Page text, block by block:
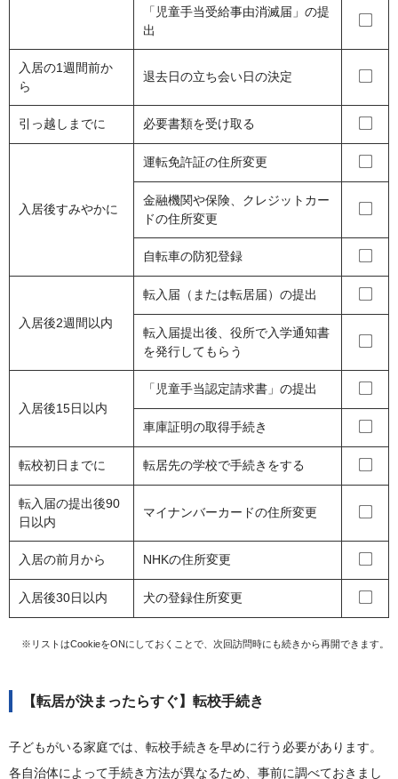
「児童手当受給事由消滅届」の提
出
入居の1週間前か
ら
退去日の立ち会い日の決定
引っ越しまでに 必要書類を受け取る
入居後すみやかに
運転免許証の住所変更
金融機関や保険、クレジットカー
ドの住所変更
自転車の防犯登録
入居後2週間以内
転入届（または転居届）の提出
転入届提出後、役所で入学通知書
を発行してもらう
入居後15日以内
「児童手当認定請求書」の提出
車庫証明の取得手続き
転校初日までに 転居先の学校で手続きをする
転入届の提出後90
日以内
マイナンバーカードの住所変更
入居の前月から NHKの住所変更
入居後30日以内 犬の登録住所変更
※リストはCookieをONにしておくことで、次回訪問時にも続きから再開できます。
【転居が決まったらすぐ】転校手続き
子どもがいる家庭では、転校手続きを早めに行う必要があります。
各自治体によって手続き方法が異なるため、事前に調べておきまし